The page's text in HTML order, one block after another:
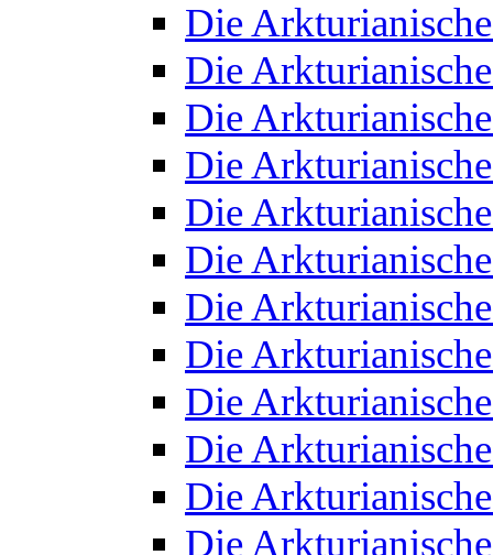
Die
Die
Die
Die
Die
Die
Die
Die
Die
Die
Die
Die